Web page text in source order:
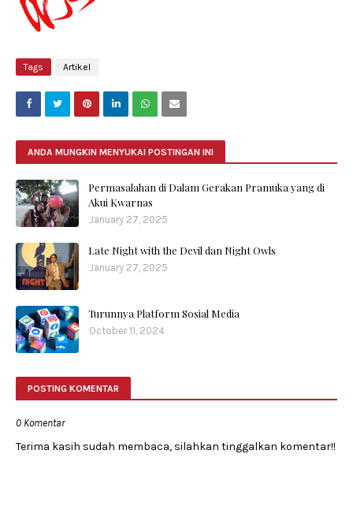
Tags Artikel
ANDA MUNGKIN MENYUKAI POSTINGAN INI
Permasalahan di Dalam Gerakan Pramuka yang di
Akui Kwarnas
January 27, 2025
Late Night with the Devil dan Night Owls
January 27, 2025
Turunnya Platform Sosial Media
October 11, 2024
POSTING KOMENTAR
0 Komentar
Terima kasih sudah membaca, silahkan tinggalkan komentar!!